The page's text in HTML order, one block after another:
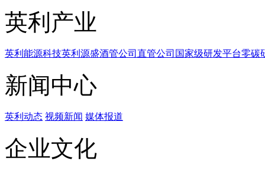
英利产业
英利能源科技英利源盛酒管公司 直管公司 国家级研发平台零碳
新闻中心
英利动态 视频新闻 媒体报道
企业文化